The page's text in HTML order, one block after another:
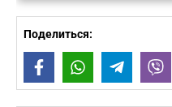
Поделиться:
FacebookWhatsApp